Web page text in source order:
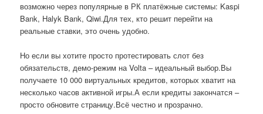
возможно через популярные в РК платёжные системы: Kaspi
Bank, Halyk Bank, Qiwi.Для тех, кто решит перейти на
реальные ставки, это очень удобно.
Но если вы хотите просто протестировать слот без
обязательств, демо-режим на Volta – идеальный выбор.Вы
получаете 10 000 виртуальных кредитов, которых хватит на
несколько часов активной игры.А если кредиты закончатся –
просто обновите страницу.Всё честно и прозрачно.